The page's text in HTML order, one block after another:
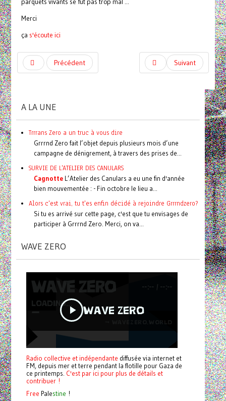
parquets vivants se fut pas trop mal ...
Merci
ça s'écoute ici
Précédent Suivant
A LA UNE
Trrrans Zero a un truc à vous dire
Grrrnd Zero fait l’objet depuis plusieurs mois d’une
campagne de dénigrement, à travers des prises de...
SURVIE DE L'ATELIER DES CANULARS
CagnotteL’Atelier des Canulars a eu une fin d'année
bien mouvementée : - Fin octobre le lieu a...
Alors c'est vrai, tu t'es enfin décidé à rejoindre Grrrndzero?
Si tu es arrivé sur cette page, c'est que tu envisages de
participer à Grrrnd Zero. Merci, on va...
WAVE ZERO
Radio collective et indépendante diffusée via internet et
FM, depuis mer et terre pendant la flotille pour Gaza de
ce printemps. C'est par ici pour plus de détails et
contribuer !
Free Palestine !